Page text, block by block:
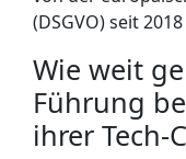
(DSGVO) seit
Wie weit
Führung
ihrer Tech-